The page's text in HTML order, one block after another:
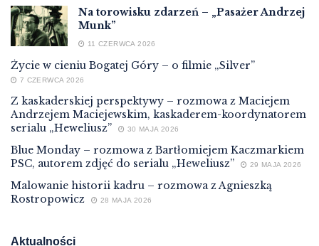
Na torowisku zdarzeń – „Pasażer Andrzej
Munk”
11 CZERWCA 2026
Życie w cieniu Bogatej Góry – o filmie „Silver”
7 CZERWCA 2026
Z kaskaderskiej perspektywy – rozmowa z Maciejem
Andrzejem Maciejewskim, kaskaderem-koordynatorem
serialu „Heweliusz”
30 MAJA 2026
Blue Monday – rozmowa z Bartłomiejem Kaczmarkiem
PSC, autorem zdjęć do serialu „Heweliusz”
29 MAJA 2026
Malowanie historii kadru – rozmowa z Agnieszką
Rostropowicz
28 MAJA 2026
Aktualności